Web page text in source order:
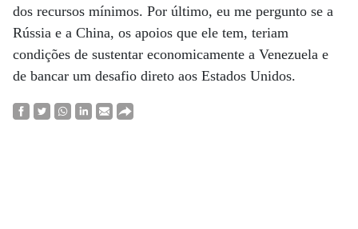
dos recursos mínimos. Por último, eu me pergunto se a
Rússia e a China, os apoios que ele tem, teriam
condições de sustentar economicamente a Venezuela e
de bancar um desafio direto aos Estados Unidos.